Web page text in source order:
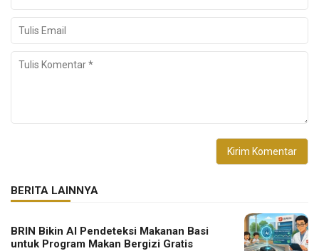
BERITA LAINNYA
BRIN Bikin AI Pendeteksi Makanan Basi
untuk Program Makan Bergizi Gratis